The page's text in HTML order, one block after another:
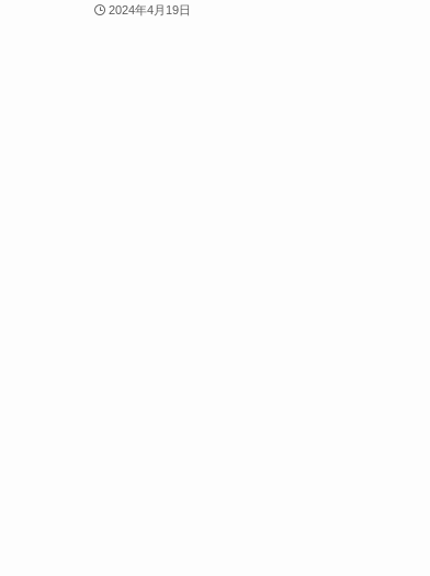
2024年4月19日